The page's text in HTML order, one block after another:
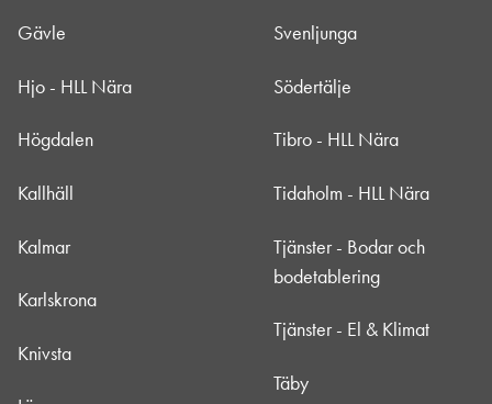
Gävle
Hjo - HLL Nära
Högdalen
Kallhäll
Kalmar
Karlskrona
Knivsta
Svenljunga
Södertälje
Tibro - HLL Nära
Tidaholm - HLL Nära
Tjänster - Bodar och
bodetablering
Tjänster - El & Klimat
Täby